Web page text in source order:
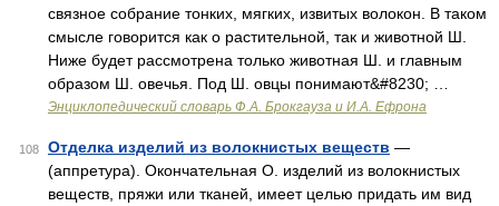
связное собрание тонких, мягких, извитых волокон. В таком
смысле говорится как о растительной, так и животной Ш.
Ниже будет рассмотрена только животная Ш. и главным
образом Ш. овечья. Под Ш. овцы понимают&#8230; …
Энциклопедический словарь Ф.А. Брокгауза и И.А. Ефрона
108 Отделка изделий из волокнистых веществ —
(аппретура). Окончательная О. изделий из волокнистых
веществ, пряжи или тканей, имеет целью придать им вид